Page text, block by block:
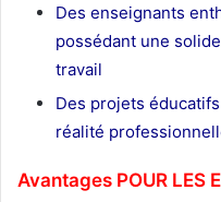
Des enseignants
possédant une
travail
Des projets
réalité
Avantages POUR LES